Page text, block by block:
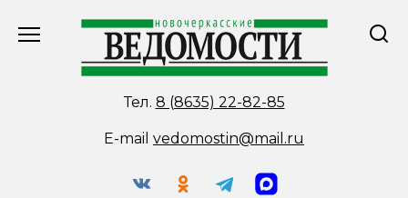
Тел. 8 (8635) 22-82-85
E-mail vedomostin@mail.ru